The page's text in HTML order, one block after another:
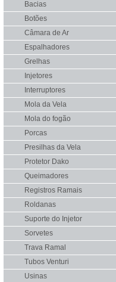
Bacias
Botões
Câmara de Ar
Espalhadores
Grelhas
Injetores
Interruptores
Mola da Vela
Mola do fogão
Porcas
Presilhas da Vela
Protetor Dako
Queimadores
Registros Ramais
Roldanas
Suporte do Injetor
Sorvetes
Trava Ramal
Tubos Venturi
Usinas